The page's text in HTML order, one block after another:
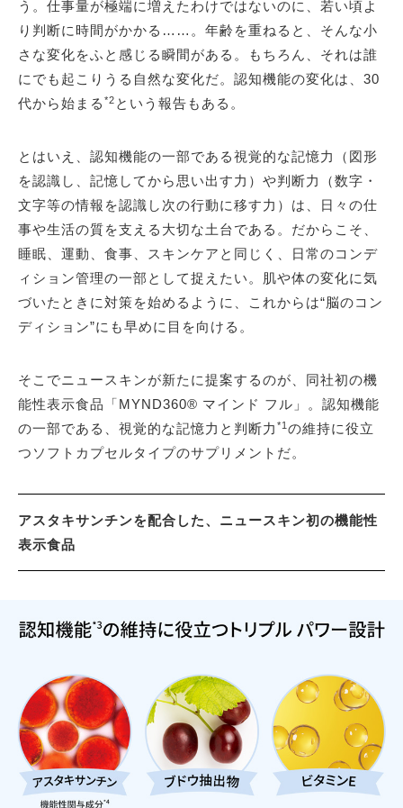
う。仕事量が極端に増えたわけではないのに、若い頃よ
り判断に時間がかかる……。年齢を重ねると、そんな小
さな変化をふと感じる瞬間がある。もちろん、それは誰
にでも起こりうる自然な変化だ。認知機能の変化は、30
代から始まる *2 という報告もある。
とはいえ、認知機能の一部である視覚的な記憶力（図形
を認識し、記憶してから思い出す力）や判断力（数字・
文字等の情報を認識し次の行動に移す力）は、日々の仕
事や生活の質を支える大切な土台である。だからこそ、
睡眠、運動、食事、スキンケアと同じく、日常のコンデ
ィション管理の一部として捉えたい。肌や体の変化に気
づいたときに対策を始めるように、これからは“脳のコン
ディション”にも早めに目を向ける。
そこでニュースキンが新たに提案するのが、同社初の機
能性表示食品「MYND360® マインド フル」。認知機能
の一部である、視覚的な記憶力と判断力 *1 の維持に役立
つソフトカプセルタイプのサプリメントだ。
アスタキサンチンを配合した、ニュースキン初の機能性
表示食品